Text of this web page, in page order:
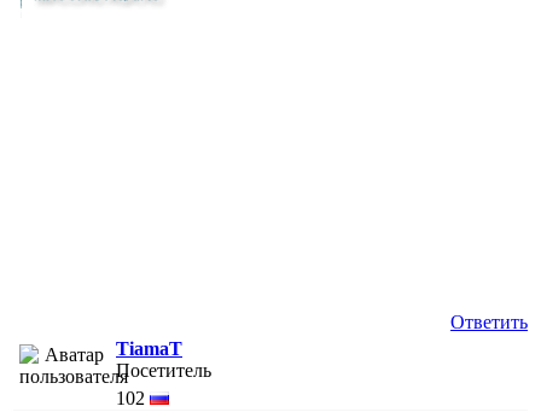
Ответить
TiamaT
Посетитель
102